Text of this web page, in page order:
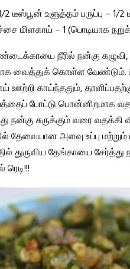
2 டீஸ்பூன் உளுத்தம் பருப்பு –
பச்சை மிளகாய் – 1 (பொடியாக
நீரில் நன்கு கழுவி,
வைத்துக் கொள்ள வேண்டும்.
காய்ந்ததும்,
போட்டு பொன்னிறமாக
சுருக்கும் வரை வதக்கி
தேவையான அளவு உப்பு
துருவிய தேங்காயை சேர்த்து